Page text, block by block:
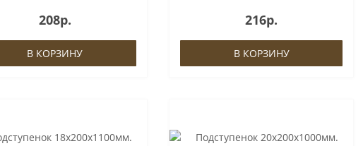
сократить затраты,
данный элемент на более
ана..
208р.
В КОРЗИНУ
существенно сократить затраты,
заменив данный элемент на более
дешевый ана..
216р.
В КОРЗИНУ